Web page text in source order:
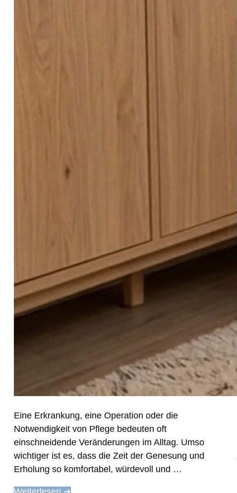
Eine Erkrankung, eine Operation oder die
Notwendigkeit von Pflege bedeuten oft
einschneidende Veränderungen im Alltag. Umso
wichtiger ist es, dass die Zeit der Genesung und
Erholung so komfortabel, würdevoll und …